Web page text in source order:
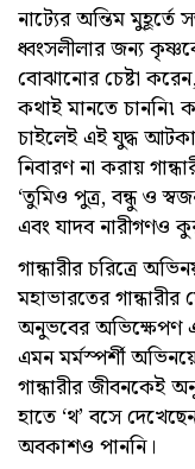
নাট্যের অন্তিম মুহূর্তে
ধ্বংসলীলার জন্য
বোঝানোর চেষ্টা
কথাই মানতে চাননি৷
চাইলেই এই যুদ্ধ
নিবারণ না করায়
‘তুমিও পুত্র, বন্ধু ও
এবং যাদব নারীগণও
গান্ধারীর চরিত্রে
মহাভারতের গান্ধারীর
অনুভবের অভিক্ষেপণ
এমন মর্মস্পর্শী
গান্ধারীর জীবনকেই
হাতে ‘থ’ বসে
অবকাশও পাননি।